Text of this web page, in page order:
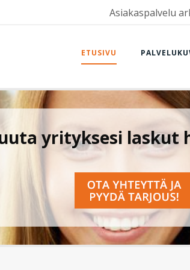
Asiakaspalvelu
ETUSIVU
yrityksesi laskut